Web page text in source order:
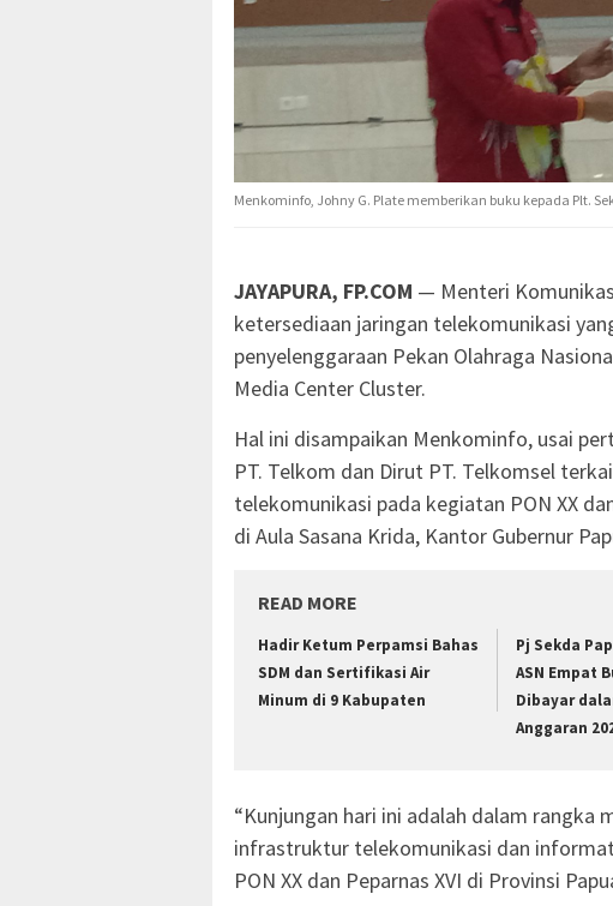
Menkominfo, Johny G. Plate memberikan buku kepada Plt.
JAYAPURA, FP.COM — Menteri
ketersediaan jaringan telekomunikasi
penyelenggaraan Pekan Olahraga
Media Center Cluster.
Hal ini disampaikan Menkominfo, usai
PT. Telkom dan Dirut PT. Telkomsel
telekomunikasi pada kegiatan PON XX
di Aula Sasana Krida, Kantor Gubernur
READ MORE
Hadir Ketum Perpamsi Bahas
SDM dan Sertifikasi Air
Minum di 9 Kabupaten
Pj Sekda
ASN Empat
Dibayar
Anggaran
“Kunjungan hari ini adalah dalam rangka
infrastruktur telekomunikasi dan
PON XX dan Peparnas XVI di Provinsi